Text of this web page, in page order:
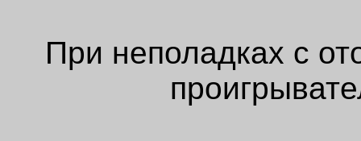
При неполадках с